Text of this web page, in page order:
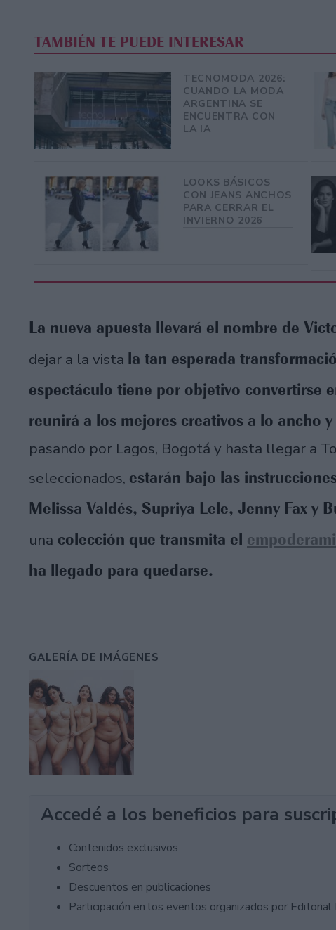
TAMBIÉN TE PUEDE INTERESAR
TECNOMODA 2026:
CUANDO LA MODA
ARGENTINA SE
ENCUENTRA CON
LA IA
LOOKS BÁSICOS
CON JEANS ANCHOS
PARA CERRAR EL
INVIERNO 2026
La nueva apuesta llevará el nombre de
dejar a la vista la tan esperada
espectáculo tiene por objetivo convertirse
reunirá a los mejores creativos a lo ancho
pasando por Lagos, Bogotá y hasta llegar a
seleccionados, estarán bajo las
Melissa Valdés, Supriya Lele, Jenny Fax y
una colección que transmita el
ha llegado para quedarse.
GALERÍA DE IMÁGENES
Accedé a los beneficios para
Contenidos exclusivos
Sorteos
Descuentos en publicaciones
Participación en los eventos organizados por Editorial